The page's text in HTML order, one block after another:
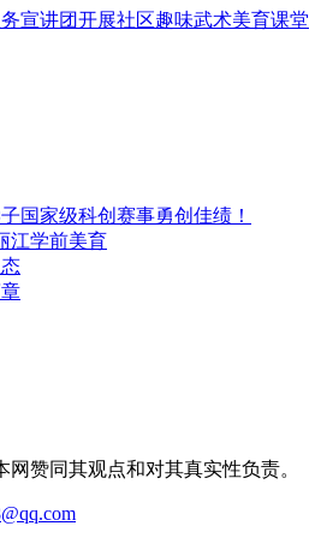
宣讲团开展社区趣味武术美育课堂
国家级科创赛事勇创佳绩！
江学前美育
赞同其观点和对其真实性负责。